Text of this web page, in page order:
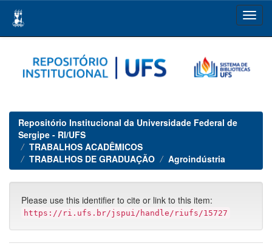
navigation
Repositório Institucional da Universidade Federal de
Sergipe - RI/UFS
TRABALHOS ACADÊMICOS
TRABALHOS DE GRADUAÇÃO
Agroindústria
Please use this identifier to cite or link to this item:
https://ri.ufs.br/jspui/handle/riufs/15727